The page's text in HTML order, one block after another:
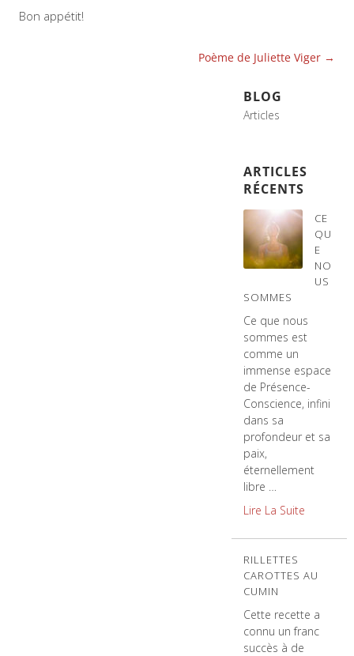
Bon appétit!
Poème de Juliette Viger →
BLOG
Articles
ARTICLES
RÉCENTS
CE
QU
E
NO
US
SOMMES
Ce que nous
sommes est
comme un
immense espace
de Présence-
Conscience, infini
dans sa
profondeur et sa
paix,
éternellement
libre …
Lire La Suite
RILLETTES
CAROTTES AU
CUMIN
Cette recette a
connu un franc
succès à de